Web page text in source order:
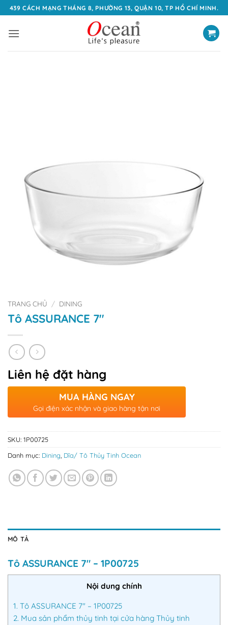
qua
nội
439 CÁCH MẠNG THÁNG 8, PHƯỜNG 13, QUẬN 10, TP HỒ CHÍ MINH.
TRANG CHỦ / DINING
Tô ASSURANCE 7″
Liên hệ đặt hàng
MUA HÀNG NGAY
Gọi điện xác nhận và giao hàng tận nơi
SKU: 1P00725
Danh mục: Dining, Dĩa/ Tô Thủy Tinh Ocean
MÔ TẢ
Tô ASSURANCE 7″ – 1P00725
Nội dung chính
1. Tô ASSURANCE 7″ – 1P00725
2. Mua sản phẩm thủy tinh tại cửa hàng Thủy tinh